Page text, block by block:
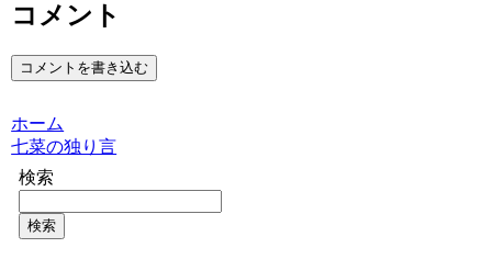
コメント
コメントを書き込む
ホーム
七菜の独り言
検索
検索